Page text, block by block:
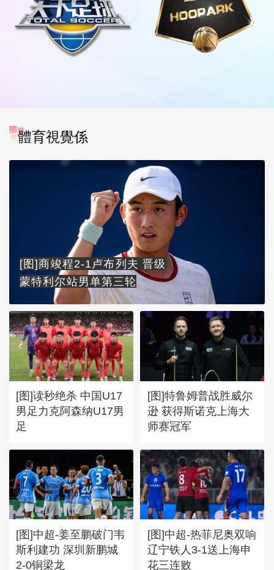
體育視覺係
[图]商竣程2-1卢布列夫 晋级
蒙特利尔站男单第三轮
[图]读秒绝杀 中国U17
男足力克阿森纳U17男
足
[图]特鲁姆普战胜威尔
逊 获得斯诺克上海大
师赛冠军
[图]中超-姜至鹏破门韦
斯利建功 深圳新鹏城
2-0铜梁龙
[图]中超-热菲尼奥双响
辽宁铁人3-1送上海申
花三连败